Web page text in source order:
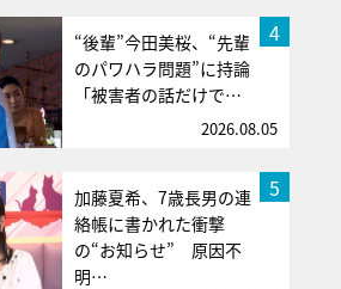
4
“後輩”今田美桜、“先輩
のパワハラ問題”に持論
「被害者の話だけで…
2026.08.05
5
加藤夏希、7歳長男の連
絡帳に書かれた衝撃
の“お知らせ” 原因不
明…